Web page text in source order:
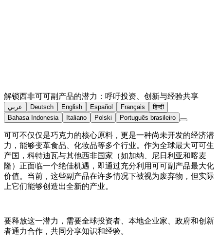
解锁西非可可副产品的潜力：呼吁投资、创新与经验共享
عربي Deutsch English Español Français
हिन्दी
Bahasa Indonesia
Italiano Polski Português brasileiro
可可不仅仅是巧克力的核心原料，更是一种尚未开发的经济潜
力，能够变革食品、化妆品等多个行业。作为全球最大可可生
产国，科特迪瓦与其他西非国家（如加纳、尼日利亚和喀麦
隆）正面临一个绝佳机遇，即通过充分利用可可副产品最大化
价值。当前，这些副产品在许多情况下被视为废弃物，但实际
上它们能够创造出全新的产业。
要释放这一潜力，需要全球投资者、本地企业家、政府和创新
者通力合作，共同分享知识和经验。